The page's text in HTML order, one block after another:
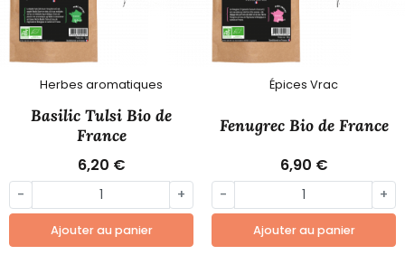
Herbes aromatiques
Basilic Tulsi Bio de
France
6,20 €
- +
Ajouter au panier
Épices Vrac
Fenugrec Bio de France
6,90 €
- +
Ajouter au panier